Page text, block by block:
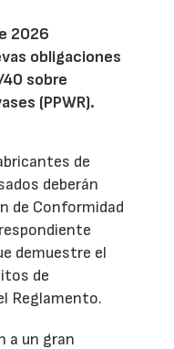
2026
obligaciones
40 sobre
(PPWR).
de
deberán
de Conformidad
demuestre el
de
Reglamento.
a un gran